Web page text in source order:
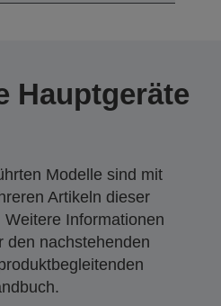
Hauptgeräte
Modelle sind mit
Artikeln dieser
Informationen
den nachstehenden